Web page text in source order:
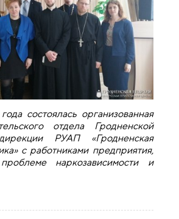
состоялась организованная
отдела Гродненской
РУАП «Гродненская
с работниками предприятия,
наркозависимости и
и алкоголизма